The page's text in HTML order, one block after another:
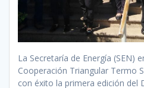
La Secretaría de Energía (SEN)
Cooperación Triangular Termo
con éxito la primera edición del